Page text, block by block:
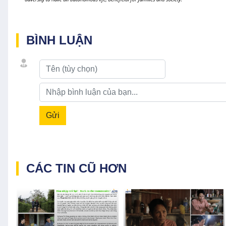
BÌNH LUẬN
Gửi
CÁC TIN CŨ HƠN